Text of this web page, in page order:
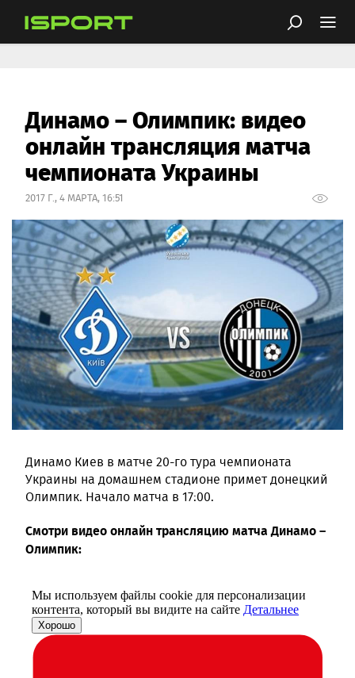
Динамо – Олимпик: видео
онлайн трансляция матча
чемпионата Украины
2017 Г., 4 МАРТА, 16:51
Динамо Киев в матче 20-го тура чемпионата
Украины на домашнем стадионе примет донецкий
Олимпик. Начало матча в 17:00.
Смотри видео онлайн трансляцию матча Динамо –
Олимпик: